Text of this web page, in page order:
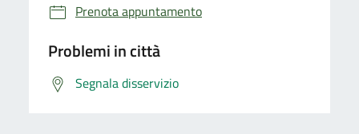
Prenota appuntamento
Problemi in città
Segnala disservizio